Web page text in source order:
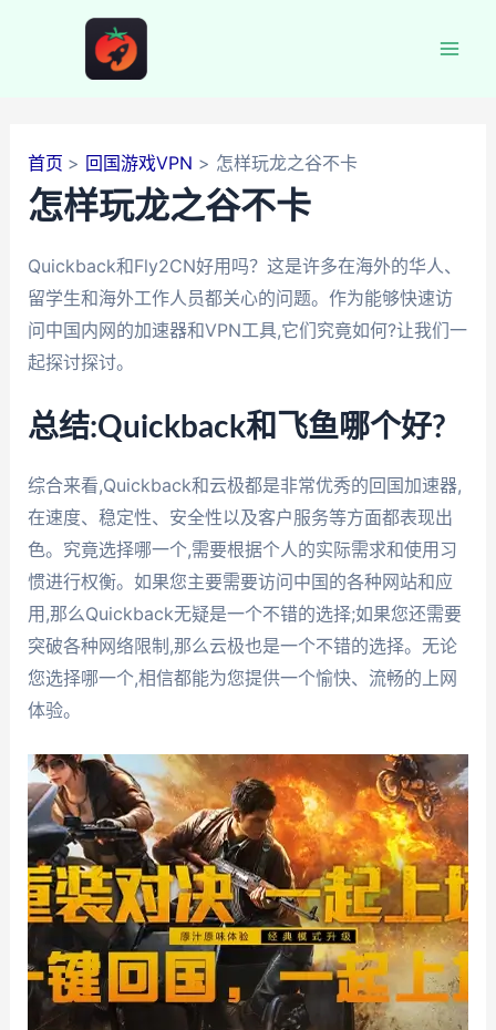
首页 回国游戏VPN 怎样玩龙之谷不卡
怎样玩龙之谷不卡
Quickback和Fly2CN好用吗？这是许多在海外的华人、
留学生和海外工作人员都关心的问题。作为能够快速访
问中国内网的加速器和VPN工具,它们究竟如何?让我们一
起探讨探讨。
总结:Quickback和飞鱼哪个好?
综合来看,Quickback和云极都是非常优秀的回国加速器,
在速度、稳定性、安全性以及客户服务等方面都表现出
色。究竟选择哪一个,需要根据个人的实际需求和使用习
惯进行权衡。如果您主要需要访问中国的各种网站和应
用,那么Quickback无疑是一个不错的选择;如果您还需要
突破各种网络限制,那么云极也是一个不错的选择。无论
您选择哪一个,相信都能为您提供一个愉快、流畅的上网
体验。